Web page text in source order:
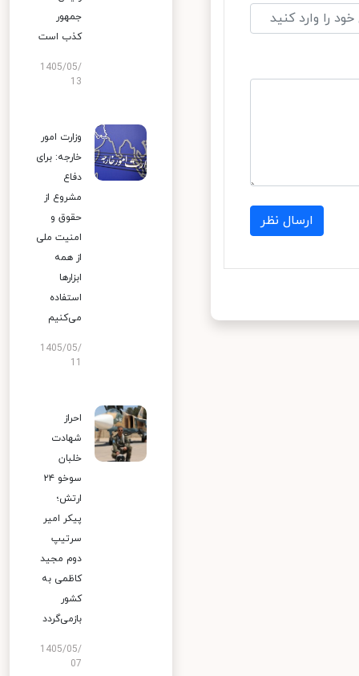
ارسال نظر
جمهور
کذب است
1405/05/
13
وزارت امور
خارجه: برای
دفاع
مشروع از
حقوق و
امنیت ملی
از همه
ابزارها
استفاده
می‌کنیم
1405/05/
احراز
شهادت
خلبان
سوخو ۲۴
ارتش؛
پیکر امیر
سرتیپ
دوم مجید
کاظمی به
کشور
بازمی‌گردد
1405/05/
07